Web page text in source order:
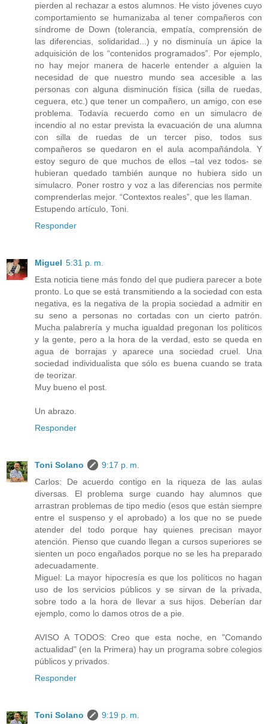
pierden al rechazar a estos alumnos. He visto jóvenes cuyo
comportamiento se humanizaba al tener compañeros con
síndrome de Down (tolerancia, empatía, comprensión de
las diferencias, solidaridad...) y no disminuía un ápice la
adquisición de los “contenidos programados”. Por ejemplo,
no hay mejor manera de hacerle entender a alguien la
necesidad de que nuestro mundo sea accesible a las
personas con alguna disminución física (silla de ruedas,
ceguera, etc.) que tener un compañero, un amigo, con ese
problema. Todavía recuerdo como en un simulacro de
incendio al no estar prevista la evacuación de una alumna
con silla de ruedas de un tercer piso, todos sus
compañeros se quedaron en el aula acompañándola. Y
estoy seguro de que muchos de ellos –tal vez todos- se
hubieran quedado también aunque no hubiera sido un
simulacro. Poner rostro y voz a las diferencias nos permite
comprenderlas mejor. “Contextos reales”, que les llaman.
Estupendo artículo, Toni.
Responder
Miguel 5:31 p. m.
Esta noticia tiene más fondo del que pudiera parecer a bote
pronto. Lo que se está transmitiendo a la sociedad con esta
negativa, es la negativa de la propia sociedad a admitir en
su seno a personas no cortadas con un cierto patrón.
Mucha palabrería y mucha igualdad pregonan los políticos
y la gente, pero a la hora de la verdad, esto se queda en
agua de borrajas y aparece una sociedad cruel. Una
sociedad individualista que sólo es buena cuando se trata
de teorizar.
Muy bueno el post.
Un abrazo.
Responder
Toni Solano
9:17 p. m.
Carlos: De acuerdo contigo en la riqueza de las aulas
diversas. El problema surge cuando hay alumnos que
arrastran problemas de tipo medio (esos que están siempre
entre el suspenso y el aprobado) a los que no se puede
atender del todo porque hay quienes precisan mayor
atención. Pienso que cuando llegan a cursos superiores se
sienten un poco engañados porque no se les ha preparado
adecuadamente.
Miguel: La mayor hipocresía es que los políticos no hagan
uso de los servicios públicos y se sirvan de la privada,
sobre todo a la hora de llevar a sus hijos. Deberían dar
ejemplo, como lo damos otros de a pie.
AVISO A TODOS: Creo que esta noche, en "Comando
actualidad" (en la Primera) hay un programa sobre colegios
públicos y privados.
Responder
Toni Solano
9:19 p. m.